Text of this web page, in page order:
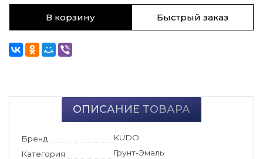
В корзину Быстрый заказ
ОПИСАНИЕ ТОВАРА
Бренд
KUDO
Категория
Грунт-Эмаль